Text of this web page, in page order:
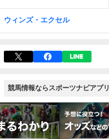
ウィンズ・エクセル
競馬情報ならスポーツナビアプリ